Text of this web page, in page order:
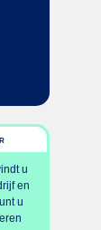
u
en
u